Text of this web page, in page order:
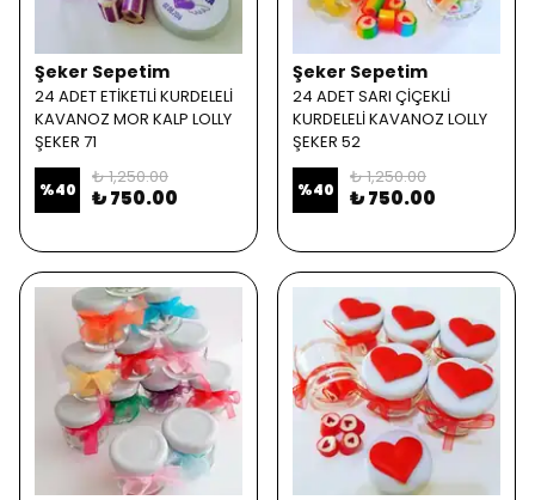
Şeker Sepetim
24 ADET ETİKETLİ KURDELELİ
KAVANOZ MOR KALP LOLLY
ŞEKER 71
%40
₺ 1,250.00
₺ 750.00
Şeker Sepetim
24 ADET SARI ÇİÇEKLİ
KURDELELİ KAVANOZ LOLLY
ŞEKER 52
%40
₺ 1,250.00
₺ 750.00